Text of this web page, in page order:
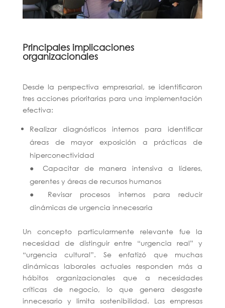
Principales implicaciones
organizacionales
Desde la perspectiva empresarial, se identificaron
tres acciones prioritarias para una implementación
efectiva:
Realizar diagnósticos internos para identificar
áreas de mayor exposición a prácticas de
hiperconectividad
● Capacitar de manera intensiva a líderes,
gerentes y áreas de recursos humanos
● Revisar procesos internos para reducir
dinámicas de urgencia innecesaria
Un concepto particularmente relevante fue la
necesidad de distinguir entre “urgencia real” y
“urgencia cultural”. Se enfatizó que muchas
dinámicas laborales actuales responden más a
hábitos organizacionales que a necesidades
críticas de negocio, lo que genera desgaste
innecesario y limita sostenibilidad. Las empresas